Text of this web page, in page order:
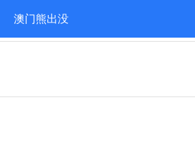
澳门熊出没